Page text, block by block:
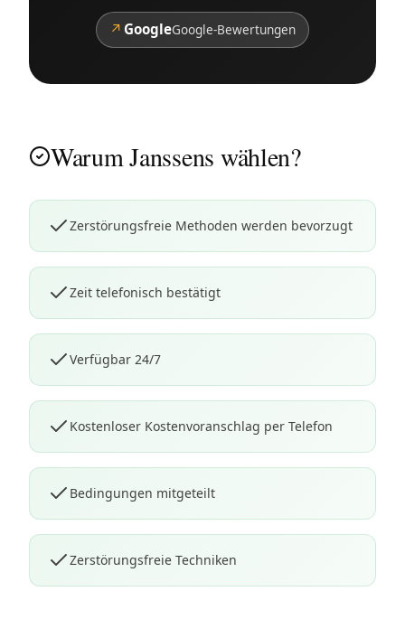
↗ GoogleGoogle-Bewertungen
Warum Janssens wählen?
Zerstörungsfreie Methoden werden bevorzugt
Zeit telefonisch bestätigt
Verfügbar 24/7
Kostenloser Kostenvoranschlag per Telefon
Bedingungen mitgeteilt
Zerstörungsfreie Techniken